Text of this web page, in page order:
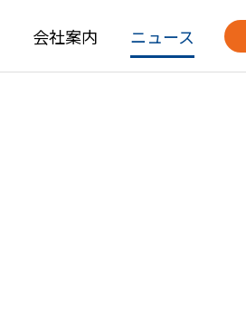
会社案内 ニュース